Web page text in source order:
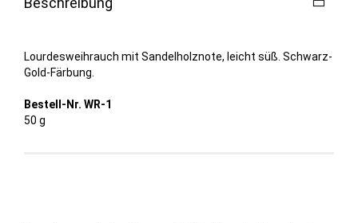
Lourdesweihrauch mit Sandelholznote, leicht süß. Schwarz-
Gold-Färbung.
Bestell-Nr. WR-1
50 g